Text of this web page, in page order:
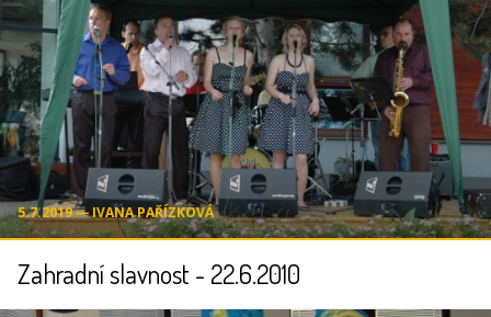
5.7.2019 ― IVANA PAŘÍZKOVÁ
Zahradní slavnost - 22.6.2010